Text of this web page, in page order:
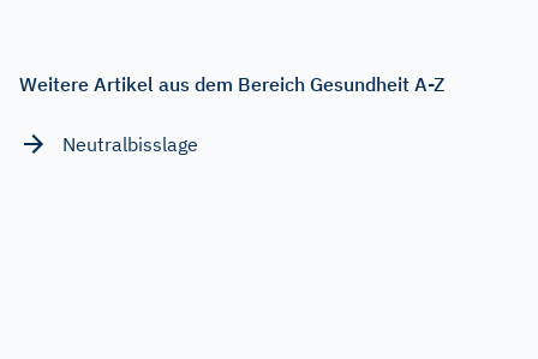
Weitere Artikel aus dem Bereich Gesundheit A-Z
Neutralbisslage